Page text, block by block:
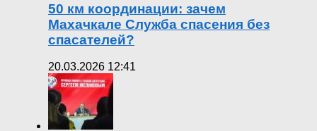
50 км координации: зачем
Махачкале Служба спасения без
спасателей?
20.03.2026 12:41